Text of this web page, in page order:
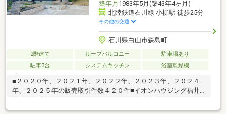
築年月 1983年5月(築43年4ヶ月)
北陸鉄道石川線 小柳駅 徒歩25分
その他の交通
石川県白山市森島町
2階建て ルーフバルコニー
駐車場あり
駐車3台
システムキッチン 浴室乾燥機
■２０２０年、２０２１年、２０２２年、２０２３年、２０２４
年、２０２５年の販売取引件数４２０件■イオンハウジング福井
市店をお選び頂き、ありがとうございます～物件のおすすめポイ
ント～・ＬＤＫ２０帖の広々スペース♪・居室収納付き♪・対面キ